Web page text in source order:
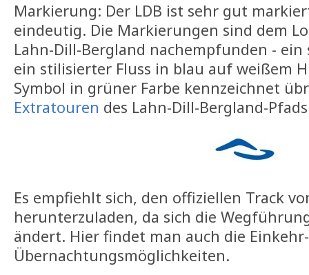
Markierung: Der LDB ist sehr gut
eindeutig. Die Markierungen sind dem
Lahn-Dill-Bergland nachempfunden -
ein stilisierter Fluss in blau auf weißem
Symbol in grüner Farbe kennzeichnet
Extratouren des Lahn-Dill-Bergland-
Es empfiehlt sich, den offiziellen Track
herunterzuladen, da sich die
ändert. Hier findet man auch die
Übernachtungsmöglichkeiten.